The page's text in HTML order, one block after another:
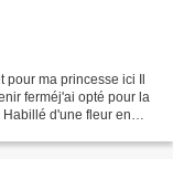
ma princesse ici Il
ferméj'ai opté pour la
d'une fleur en